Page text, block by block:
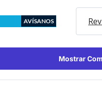
AVÍSANOS
Mostrar